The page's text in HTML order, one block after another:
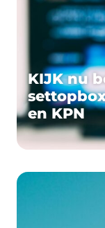
KIJK nu
en KPN